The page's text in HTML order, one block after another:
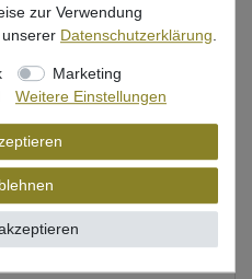
zur Verwendung
Daten­schutz­erklärung
Marketing
Weitere Einstellungen